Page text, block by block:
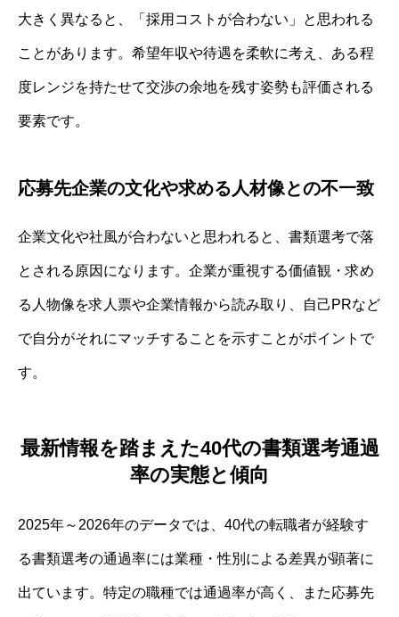
大きく異なると、「採用コストが合わない」と思われる
ことがあります。希望年収や待遇を柔軟に考え、ある程
度レンジを持たせて交渉の余地を残す姿勢も評価される
要素です。
応募先企業の文化や求める人材像との不一致
企業文化や社風が合わないと思われると、書類選考で落
とされる原因になります。企業が重視する価値観・求め
る人物像を求人票や企業情報から読み取り、自己PRなど
で自分がそれにマッチすることを示すことがポイントで
す。
最新情報を踏まえた40代の書類選考通過
率の実態と傾向
2025年～2026年のデータでは、40代の転職者が経験す
る書類選考の通過率には業種・性別による差異が顕著に
出ています。特定の職種では通過率が高く、また応募先